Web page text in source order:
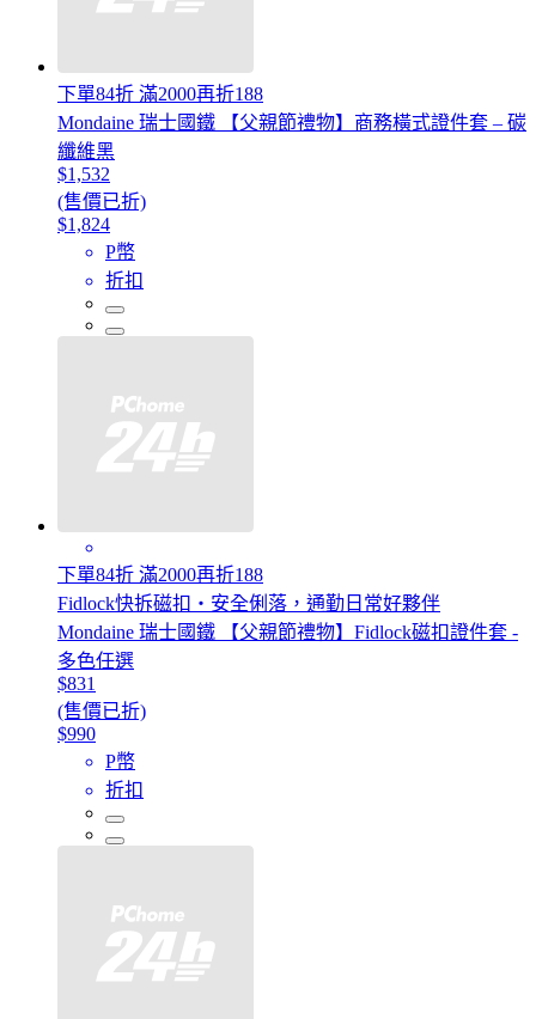
下單84折 滿2000再折188
Mondaine 瑞士國鐵 【父親節禮物】商務橫式證件套 – 碳
纖維黑
$1,532
(售價已折)
$1,824
P幣
折扣
下單84折 滿2000再折188
Fidlock快拆磁扣・安全俐落，通勤日常好夥伴
Mondaine 瑞士國鐵 【父親節禮物】Fidlock磁扣證件套 -
多色任選
$831
(售價已折)
$990
P幣
折扣